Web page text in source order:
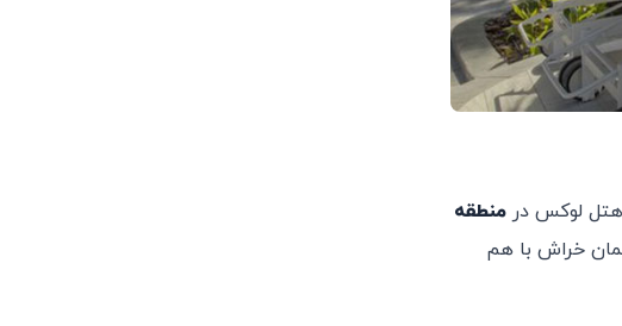
لوکس در منطقه
خراش با هم